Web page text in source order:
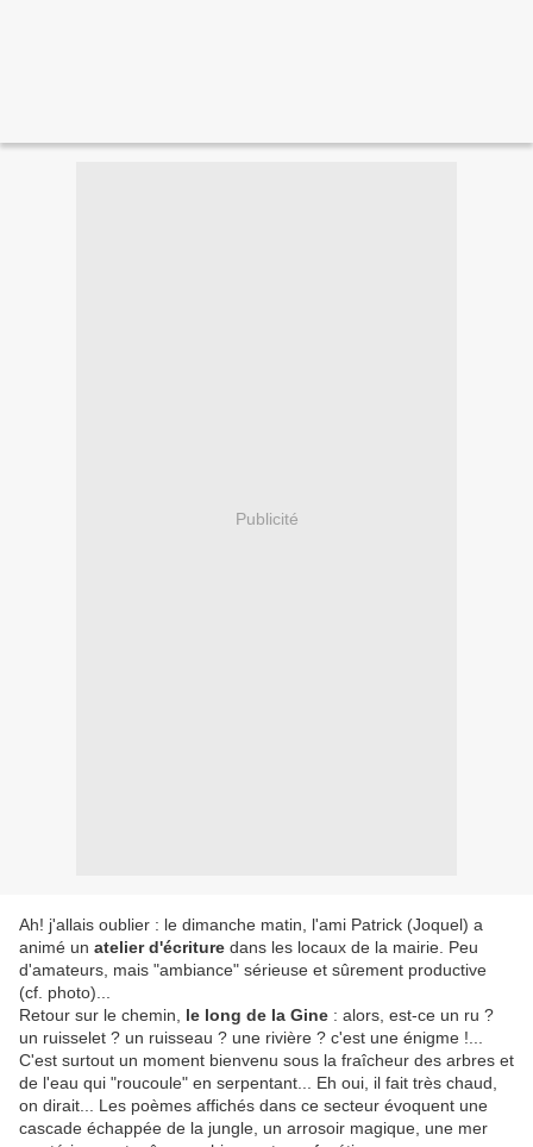
Publicité
Ah! j'allais oublier : le dimanche matin, l'ami Patrick (Joquel) a
animé un atelier d'écriture dans les locaux de la mairie. Peu
d'amateurs, mais "ambiance" sérieuse et sûrement productive
(cf. photo)...
Retour sur le chemin, le long de la Gine : alors, est-ce un ru ?
un ruisselet ? un ruisseau ? une rivière ? c'est une énigme !...
C'est surtout un moment bienvenu sous la fraîcheur des arbres et
de l'eau qui "roucoule" en serpentant... Eh oui, il fait très chaud,
on dirait... Les poèmes affichés dans ce secteur évoquent une
cascade échappée de la jungle, un arrosoir magique, une mer